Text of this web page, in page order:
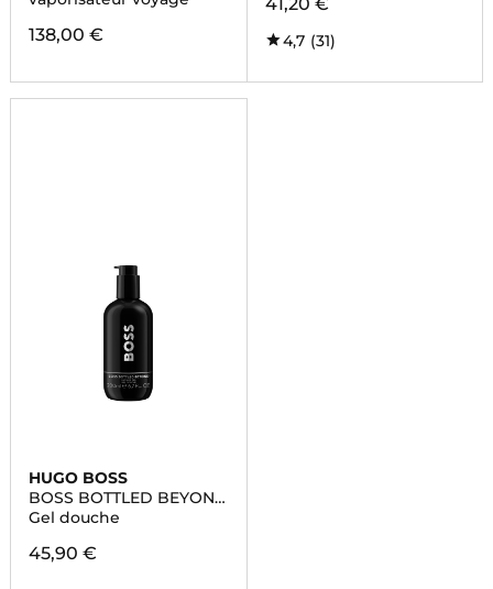
138,00 € 4,7 (31)
HUGO BOSS
BOSS BOTTLED BEYOND
FOR HIM
Gel douche
45,90 €